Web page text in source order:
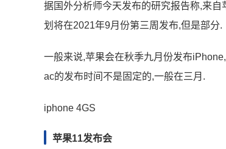
据国外分析师今天发布的研究报告称,来
划将在2021年9月份第三周发布,但是部分.
一般来说,苹果会在秋季九月份发布
ac的发布时间不是固定的,一般在三月.
iphone 4GS
苹果11发布会